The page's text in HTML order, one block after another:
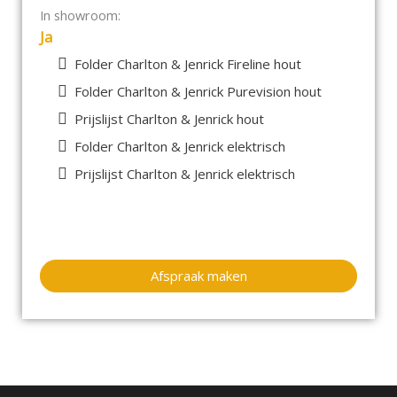
In showroom:
Ja
Folder Charlton & Jenrick Fireline hout
Folder Charlton & Jenrick Purevision hout
Prijslijst Charlton & Jenrick hout
Folder Charlton & Jenrick elektrisch
Prijslijst Charlton & Jenrick elektrisch
Afspraak maken